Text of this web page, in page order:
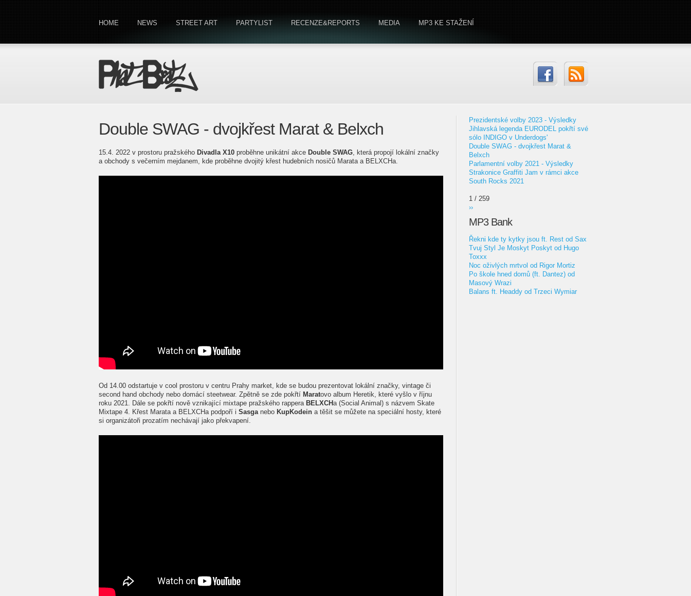
HOME NEWS STREET ART PARTYLIST RECENZE&REPORTS MEDIA MP3 KE STAŽENÍ
Double SWAG - dvojkřest Marat & Belxch
15.4. 2022 v prostoru pražského Divadla X10 proběhne unikátní akce Double SWAG, která propojí lokální značky
a obchody s večerním mejdanem, kde proběhne dvojitý křest hudebních nosičů Marata a BELXCHa.
Od 14.00 odstartuje v cool prostoru v centru Prahy market, kde se budou prezentovat lokální značky, vintage či
second hand obchody nebo domácí steetwear. Zpětně se zde pokřtí Maratovo album Heretik, které vyšlo v říjnu
roku 2021. Dále se pokřtí nově vznikající mixtape pražského rappera BELXCHa (Social Animal) s názvem Skate
Mixtape 4. Křest Marata a BELXCHa podpoří i Sasganebo KupKodein a těšit se můžete na speciální hosty, které
si organizátoři prozatím nechávají jako překvapení.
Prezidentské volby 2023 - Výsledky
Jihlavská legenda EURODEL pokřtí své
sólo INDIGO v Underdogs'
Double SWAG - dvojkřest Marat &
Belxch
Parlamentní volby 2021 - Výsledky
Strakonice Graffiti Jam v rámci akce
South Rocks 2021
1 / 259
››
MP3 Bank
Řekni kde ty kytky jsou ft. Rest od Sax
Tvuj Styl Je Moskyt Poskyt od Hugo
Toxxx
Noc oživlých mrtvol od Rigor Mortiz
Po škole hned domů (ft. Dantez) od
Masový Wrazi
Balans ft. Headdy od Trzeci Wymiar